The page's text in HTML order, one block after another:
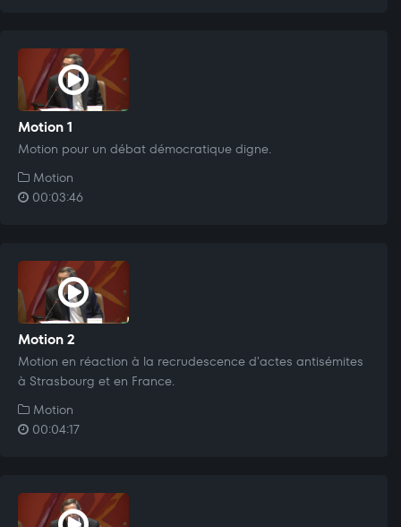
Motion 1
Motion pour un débat démocratique digne.
Motion
00:03:46
Motion 2
Motion en réaction à la recrudescence d'actes antisémites
à Strasbourg et en France.
Motion
00:04:17